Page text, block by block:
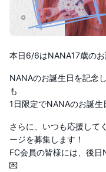
本日6/6はNANA17歳のお
NANAのお誕生日を記念
も
1日限定でNANAのお誕
さらに、いつも応援して
ージを募集します！
FC会員の皆様には、後
💌